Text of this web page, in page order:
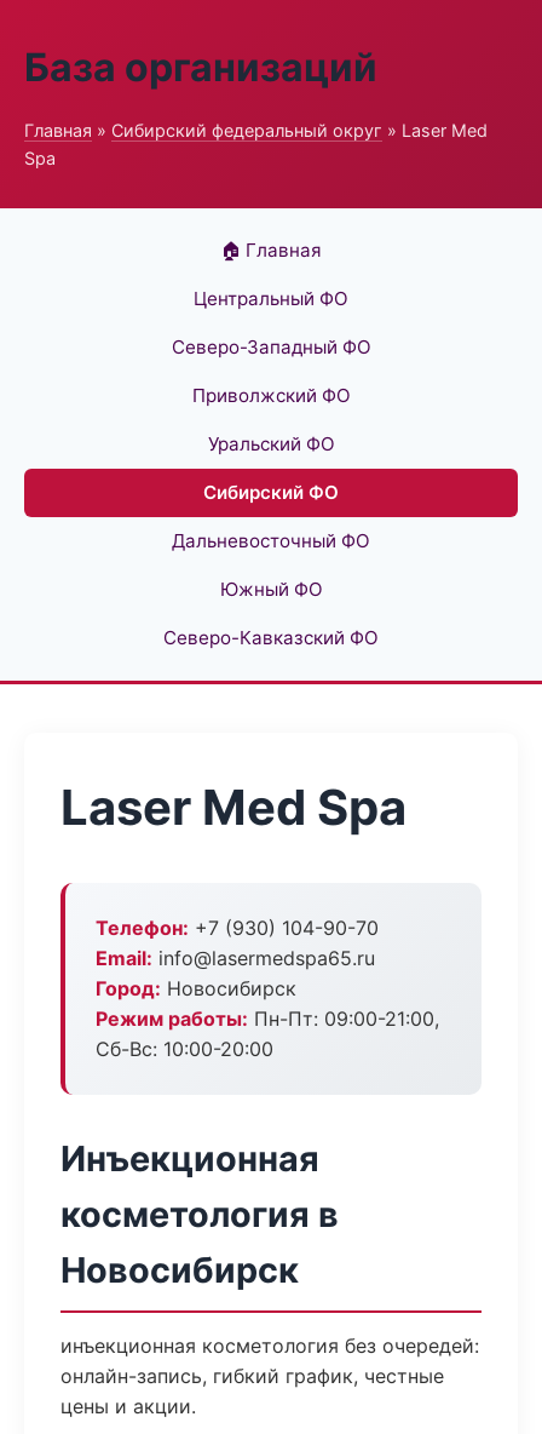
База организаций
Главная » Сибирский федеральный округ » Laser Med
Spa
🏠 Главная
Центральный ФО
Северо-Западный ФО
Приволжский ФО
Уральский ФО
Сибирский ФО
Дальневосточный ФО
Южный ФО
Северо-Кавказский ФО
Laser Med Spa
Телефон: +7 (930) 104-90-70
Email: info@lasermedspa65.ru
Город: Новосибирск
Режим работы: Пн-Пт: 09:00-21:00,
Сб-Вс: 10:00-20:00
Инъекционная
косметология в
Новосибирск
инъекционная косметология без очередей:
онлайн-запись, гибкий график, честные
цены и акции.